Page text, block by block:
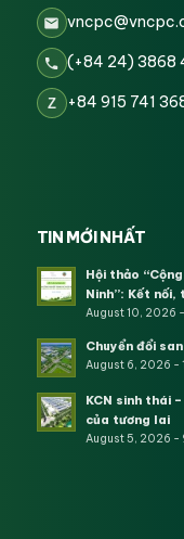
(+84 24) 3868
Z +84 915 741
TIN MỚI NHẤT
Hội thảo
Ninh”: Kết nối,
August 10, 2026
Chuyển đổi
August 6, 2026 -
KCN sinh thái
của tương lai
August 5, 2026 -